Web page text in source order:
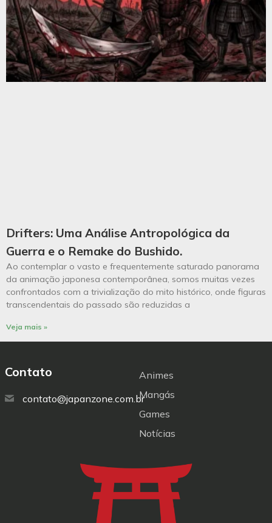
Drifters: Uma Análise Antropológica da
Guerra e o Remake do Bushido.
Ao contemplar o vasto e frequentemente saturado panorama
da animação japonesa contemporânea, somos muitas vezes
confrontados com a trivialização do mito histórico, onde figuras
transcendentais do passado são reduzidas a
Veja mais »
Contato
contato@japanzone.com.br
Animes
Mangás
Games
Notícias